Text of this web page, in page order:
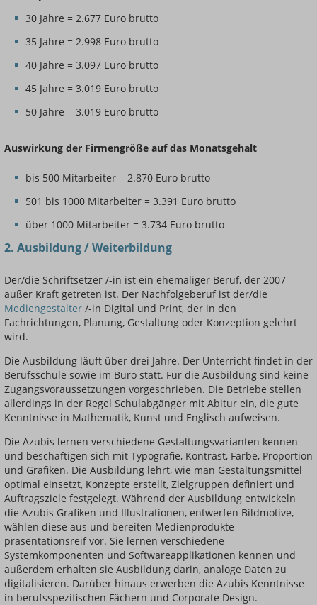
30 Jahre = 2.677 Euro brutto
35 Jahre = 2.998 Euro brutto
40 Jahre = 3.097 Euro brutto
45 Jahre = 3.019 Euro brutto
50 Jahre = 3.019 Euro brutto
Auswirkung der Firmengröße auf das Monatsgehalt
bis 500 Mitarbeiter = 2.870 Euro brutto
501 bis 1000 Mitarbeiter = 3.391 Euro brutto
über 1000 Mitarbeiter = 3.734 Euro brutto
2. Ausbildung / Weiterbildung
Der/die Schriftsetzer /-in ist ein ehemaliger Beruf, der 2007
außer Kraft getreten ist. Der Nachfolgeberuf ist der/die
Mediengestalter /-in Digital und Print, der in den
Fachrichtungen, Planung, Gestaltung oder Konzeption gelehrt
wird.
Die Ausbildung läuft über drei Jahre. Der Unterricht findet in der
Berufsschule sowie im Büro statt. Für die Ausbildung sind keine
Zugangsvoraussetzungen vorgeschrieben. Die Betriebe stellen
allerdings in der Regel Schulabgänger mit Abitur ein, die gute
Kenntnisse in Mathematik, Kunst und Englisch aufweisen.
Die Azubis lernen verschiedene Gestaltungsvarianten kennen
und beschäftigen sich mit Typografie, Kontrast, Farbe, Proportion
und Grafiken. Die Ausbildung lehrt, wie man Gestaltungsmittel
optimal einsetzt, Konzepte erstellt, Zielgruppen definiert und
Auftragsziele festgelegt. Während der Ausbildung entwickeln
die Azubis Grafiken und Illustrationen, entwerfen Bildmotive,
wählen diese aus und bereiten Medienprodukte
präsentationsreif vor. Sie lernen verschiedene
Systemkomponenten und Softwareapplikationen kennen und
außerdem erhalten sie Ausbildung darin, analoge Daten zu
digitalisieren. Darüber hinaus erwerben die Azubis Kenntnisse
in berufsspezifischen Fächern und Corporate Design.